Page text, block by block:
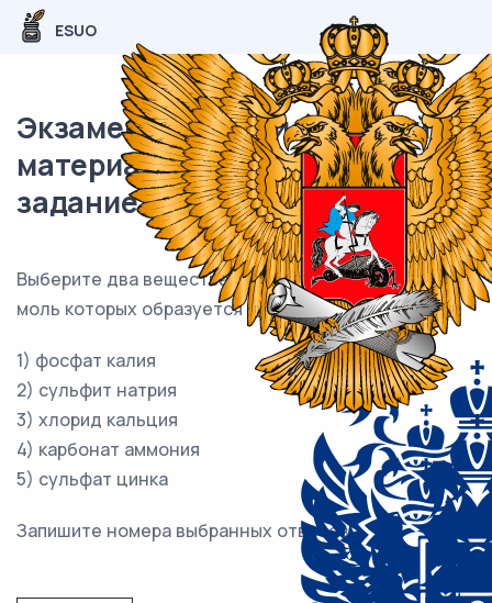
ESUO
Экзаменационный (типовой)
материал ОГЭ / Химия / 13
задание (24) / 55
Выберите два вещества, при полной диссоциации 1
моль которых образуется 2 моль катионов.
1) фосфат калия
2) сульфит натрия
3) хлорид кальция
4) карбонат аммония
5) сульфат цинка
Запишите номера выбранных ответов.